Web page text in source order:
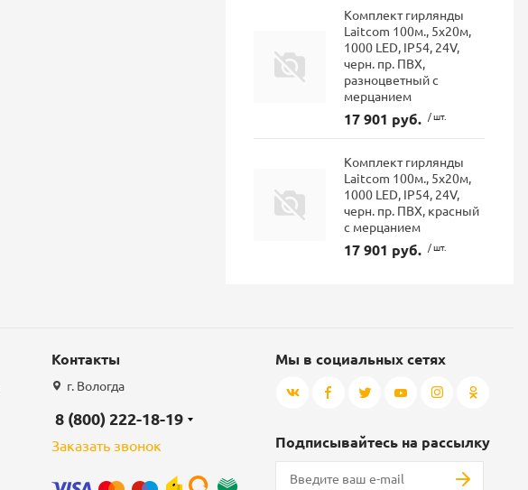
Комплект гирлянды
Laitcom 100м., 5x20м,
1000 LED, IP54, 24V,
черн. пр. ПВХ,
разноцветный с
мерцанием
17 901 руб. / шт.
Комплект гирлянды
Laitcom 100м., 5x20м,
1000 LED, IP54, 24V,
черн. пр. ПВХ, красный
с мерцанием
17 901 руб. / шт.
Контакты
г. Вологда
8 (800) 222-18-19
Заказать звонок
Мы в социальных сетях
Подписывайтесь на рассылку